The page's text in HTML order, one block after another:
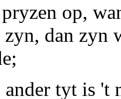
op,
dan zyn
ander tyt is 't